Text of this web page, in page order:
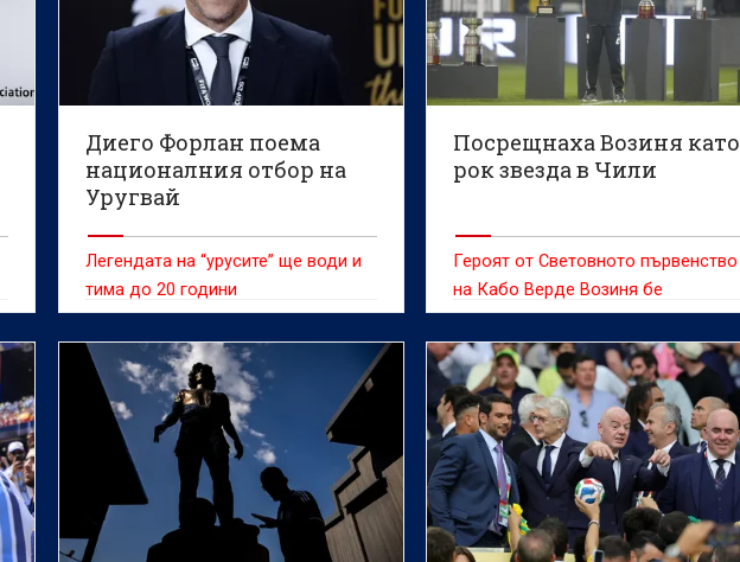
Диего Форлан поема
националния отбор на
Уругвай
Легендата на “урусите” ще води и
тима до 20 години
Посрещнаха Возиня като
рок звезда в Чили
Героят от Световното първенство
на Кабо Верде Возиня бе
посрещнат с грандиозно
тържество в сряда, след като се
присъедини към чилийския гранд
Коло Коло, предаде ДПА.